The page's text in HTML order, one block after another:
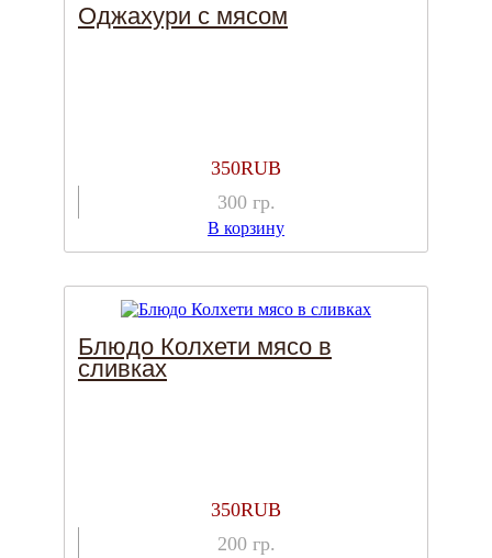
Оджахури с мясом
350RUB
300 гр.
В корзину
Блюдо Колхети мясо в
сливках
350RUB
200 гр.